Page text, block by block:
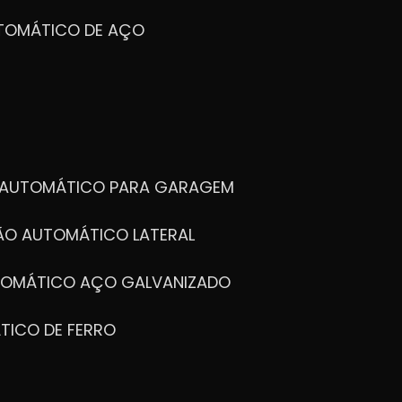
DE AÇO
PARA GARAGEM
AUTOMÁTICO LATERAL
AÇO GALVANIZADO
DE FERRO